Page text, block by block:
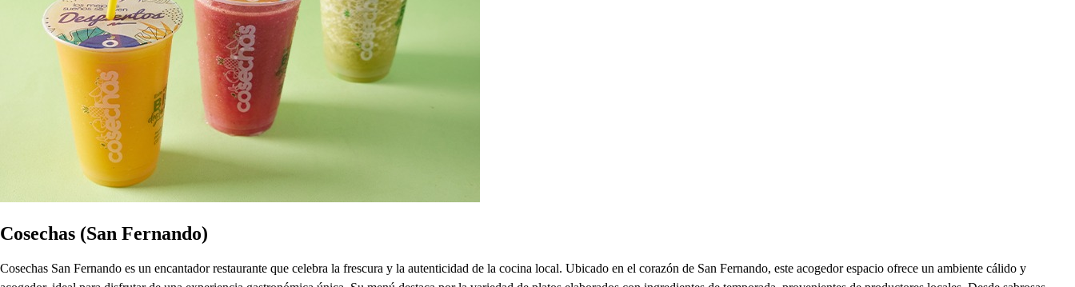
Cosechas (San Fernando)
Cosechas San Fernando es un encantador restaurante que celebra la frescura y la autenticidad de la cocina local. Ubicado en el corazón de San Fernando, este acogedor espacio ofrece un ambiente cálido y